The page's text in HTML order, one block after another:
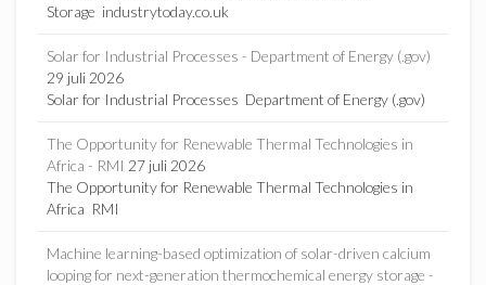
Storage industrytoday.co.uk
Solar for Industrial Processes - Department of Energy (.gov)
29 juli 2026
Solar for Industrial Processes Department of Energy (.gov)
The Opportunity for Renewable Thermal Technologies in
Africa - RMI 27 juli 2026
The Opportunity for Renewable Thermal Technologies in
Africa RMI
Machine learning-based optimization of solar-driven calcium
looping for next-generation thermochemical energy storage -